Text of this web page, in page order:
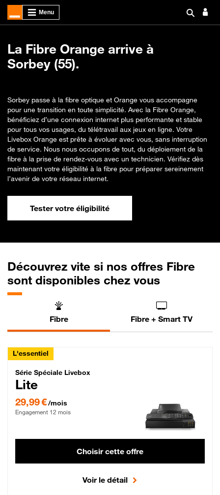
La Fibre Orange arrive à
Sorbey (55).
Sorbey passe à la fibre optique et Orange vous accompagne
pour une transition en toute simplicité. Avec la Fibre Orange,
bénéficiez d’une connexion internet plus performante et stable
pour tous vos usages, du télétravail aux jeux en ligne. Votre
Livebox Orange est prête à évoluer avec vous, sans interruption
de service. Nous nous occupons de tout, du déploiement de la
fibre à la prise de rendez-vous avec un technicien. Vérifiez dès
maintenant votre éligibilité à la fibre pour préparer sereinement
l’avenir de votre réseau internet.
Tester votre éligibilité
Découvrez vite si nos offres Fibre
sont disponibles chez vous
Fibre Fibre + Smart TV
L'essentiel
Série Spéciale Livebox Lite Fibre
Série Spéciale Livebox
Lite
29,99 €/mois
Engagement 12 mois
Choisir cette offre
Voir le détail